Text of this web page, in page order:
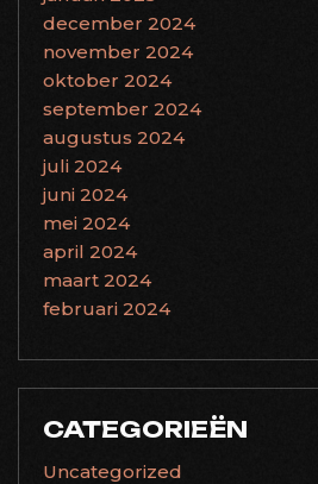
december 2024
november 2024
oktober 2024
september 2024
augustus 2024
juli 2024
juni 2024
mei 2024
april 2024
maart 2024
februari 2024
CATEGORIEËN
Uncategorized